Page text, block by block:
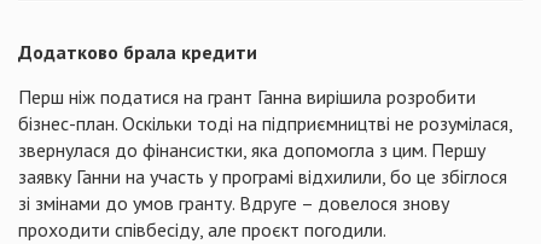
Додатково брала кредити
Перш ніж податися на грант Ганна вирішила розробити
бізнес-план. Оскільки тоді на підприємництві не розумілася,
звернулася до фінансистки, яка допомогла з цим. Першу
заявку Ганни на участь у програмі відхилили, бо це збіглося
зі змінами до умов гранту. Вдруге – довелося знову
проходити співбесіду, але проєкт погодили.